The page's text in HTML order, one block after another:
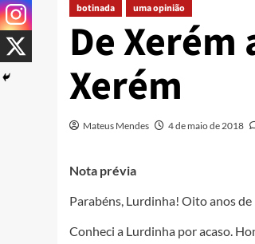
botinada uma opinião
De Xerém
Xerém
Mateus Mendes 4 de maio de 2018
Nota prévia
Parabéns, Lurdinha! Oito anos
Conheci a Lurdinha por acaso.